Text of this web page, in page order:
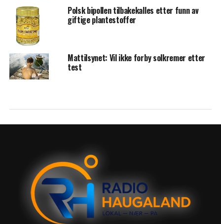
Polsk bipollen tilbakekalles etter funn av
giftige plantestoffer
Mattilsynet: Vil ikke forby solkremer etter
test